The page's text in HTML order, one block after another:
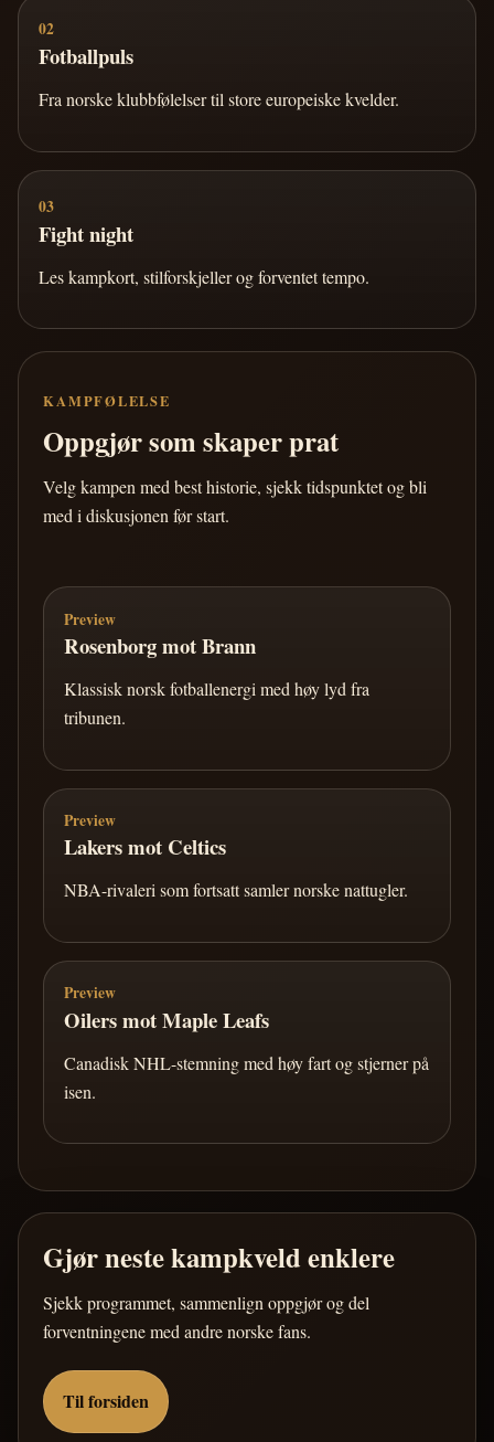
02
Fotballpuls
Fra norske klubbfølelser til store europeiske kvelder.
03
Fight night
Les kampkort, stilforskjeller og forventet tempo.
KAMPFØLELSE
Oppgjør som skaper prat
Velg kampen med best historie, sjekk tidspunktet og bli
med i diskusjonen før start.
Preview
Rosenborg mot Brann
Klassisk norsk fotballenergi med høy lyd fra
tribunen.
Preview
Lakers mot Celtics
NBA-rivaleri som fortsatt samler norske nattugler.
Preview
Oilers mot Maple Leafs
Canadisk NHL-stemning med høy fart og stjerner på
isen.
Gjør neste kampkveld enklere
Sjekk programmet, sammenlign oppgjør og del
forventningene med andre norske fans.
Til forsiden